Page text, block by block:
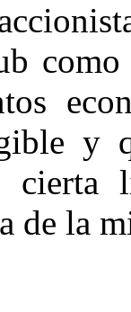
y
cierta
de la